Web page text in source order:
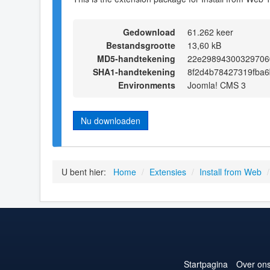
Gedownload
61.262 keer
Bestandsgrootte
13,60 kB
MD5-handtekening
SHA1-handtekening
Environments
Joomla! CMS 3
Nu downloaden
U bent hier: Home / Extensies / Install from Web /
Startpagina Over